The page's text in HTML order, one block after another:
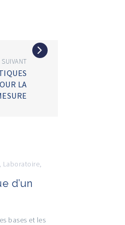
LA
, Laboratoire,
d’un
bases et les